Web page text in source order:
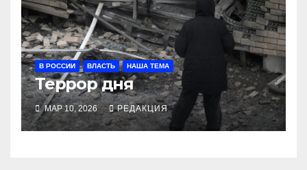
В РОССИИ ВЛАСТЬ НАША ТЕМА
Террор дня
МАР 10, 2026 РЕДАКЦИЯ